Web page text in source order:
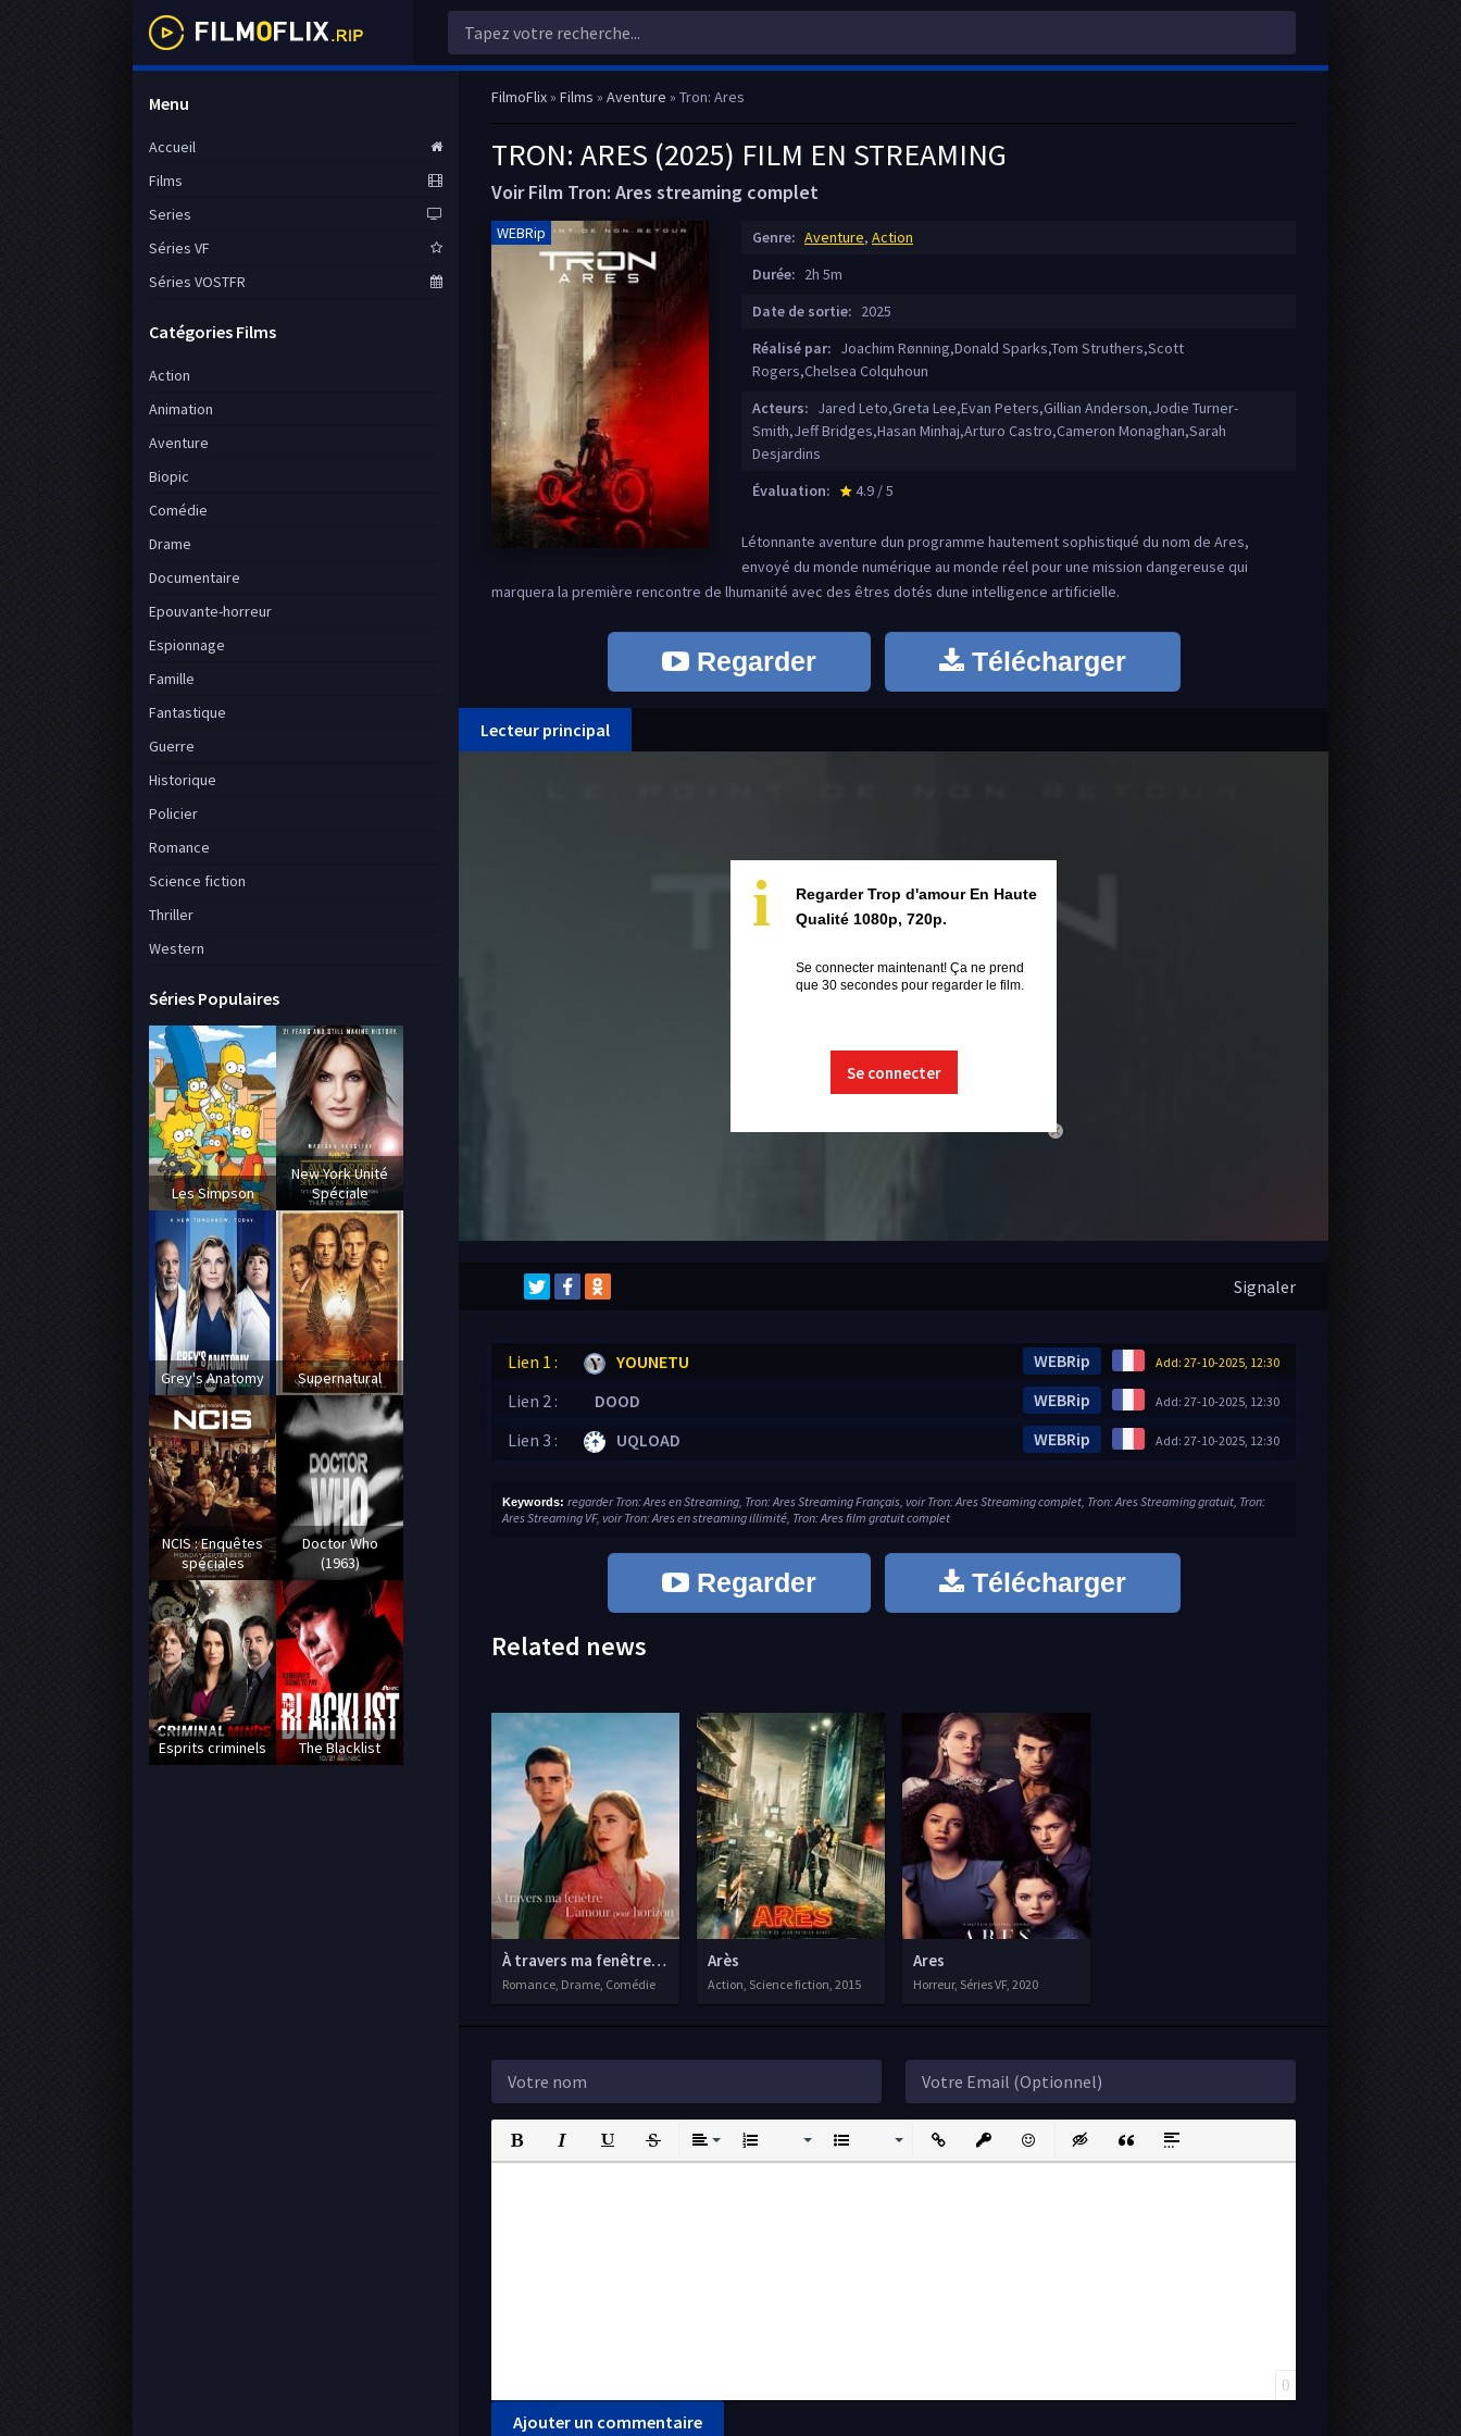
FilmoFlix» Films » Aventure » Tron: Ares
TRON: ARES (2025) FILM EN STREAMING
Voir Film Tron: Ares streaming complet
WEBRip Genre: Aventure, Action
Durée: 2h 5m
Date de sortie: 2025
Réalisé par: Joachim Rønning,Donald Sparks,Tom Struthers,Scott
Rogers,Chelsea Colquhoun
Acteurs: Jared Leto,Greta Lee,Evan Peters,Gillian Anderson,Jodie Turner-
Smith,Jeff Bridges,Hasan Minhaj,Arturo Castro,Cameron Monaghan,Sarah
Desjardins
Évaluation:
star_rate
4.9 / 5
Létonnante aventure dun programme hautement sophistiqué du nom de Ares,
envoyé du monde numérique au monde réel pour une mission dangereuse qui
marquera la première rencontre de lhumanité avec des êtres dotés dune intelligence artificielle.
Regarder Télécharger
Lecteur principal
close
i
Regarder Trop d'amour En Haute
Qualité 1080p, 720p.
Se connecter maintenant! Ça ne prend
que 30 secondes pour regarder le film.
Se connecter
Signaler
Lien 1 : YOUNETU Add: 27-10-2025, 12:30
WEBRip
Lien 2 :
DOOD Add: 27-10-2025, 12:30
WEBRip
Lien 3 :
UQLOAD Add: 27-10-2025, 12:30
WEBRip
Keywords: regarder Tron: Ares en Streaming, Tron: Ares Streaming Français, voir Tron: Ares Streaming complet, Tron: Ares Streaming gratuit, Tron:
Ares Streaming VF, voir Tron: Ares en streaming illimité, Tron: Ares film gratuit complet
Regarder Télécharger
Related news
À travers ma fenêtre : L'amour pour horizon
Romance, Drame, Comédie
Arès
Action, Science fiction, 2015
Ares
Horreur, Séries VF, 2020
Bold Italic UnderlineStrikethrough
AlignOrdered List Unordered ListInsert LinkInsert protected link
EmoticonsInsert hidden text
Insert QuoteInsert spoiler
0
Ajouter un commentaire
Menu
Accueil
Films
Series
Séries VF
Séries VOSTFR
Catégories Films
Action
Animation
Aventure
Biopic
Comédie
Drame
Documentaire
Epouvante-horreur
Espionnage
Famille
Fantastique
Guerre
Historique
Policier
Romance
Science fiction
Thriller
Western
Séries Populaires
Les Simpson
New York Unité
Spéciale
Grey's Anatomy Supernatural
NCIS : Enquêtes
spéciales
Doctor Who
(1963)
Esprits criminels The Blacklist